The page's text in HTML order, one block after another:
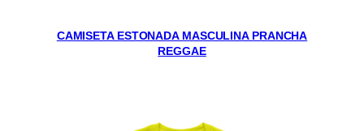
CAMISETA ESTONADA MASCULINA PRANCHA
REGGAE